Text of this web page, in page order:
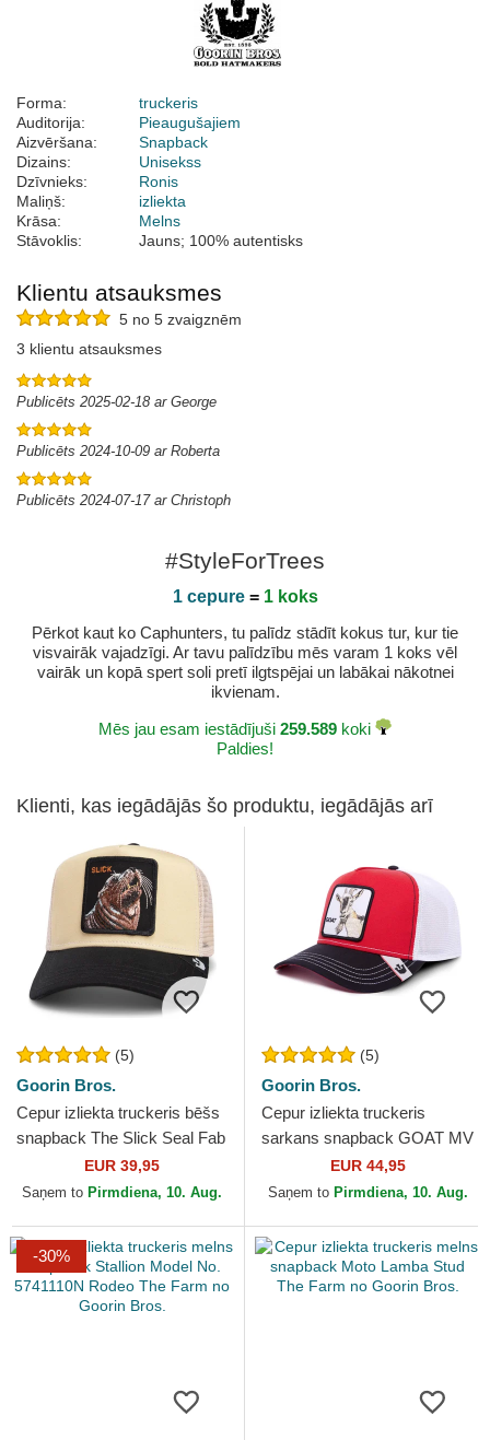
Forma:
truckeris
Auditorija:
Pieaugušajiem
Aizvēršana:
Snapback
Dizains:
Unisekss
Dzīvnieks:
Ronis
Maliņš:
izliekta
Krāsa:
Melns
Stāvoklis:
Jauns; 100% autentisks
Klientu atsauksmes
5 no 5 zvaigznēm
3 klientu atsauksmes
Publicēts 2025-02-18 ar George
Publicēts 2024-10-09 ar Roberta
Publicēts 2024-07-17 ar Christoph
#StyleForTrees
1 cepure= 1 koks
Pērkot kaut ko Caphunters, tu palīdz stādīt kokus tur, kur tie
visvairāk vajadzīgi. Ar tavu palīdzību mēs varam 1 koks vēl
vairāk un kopā spert soli pretī ilgtspējai un labākai nākotnei
ikvienam.
Mēs jau esam iestādījuši 259.589 koki
Paldies!
Klienti, kas iegādājās šo produktu, iegādājās arī
(5)
Goorin Bros.
Cepur izliekta truckeris bēšs
snapback The Slick Seal Fab
Farm The Farm no Goorin
Bros.
EUR 39,95
Saņem to Pirmdiena, 10. Aug.
(5)
Goorin Bros.
Cepur izliekta truckeris
sarkans snapback GOAT MV
Butter The Farm MVP The
Farm no Goorin Bros.
EUR 44,95
Saņem to Pirmdiena, 10. Aug.
-30%